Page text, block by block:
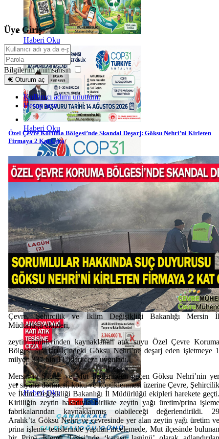
Haberi Oku
Haberi Oku
Haberi Oku
Haberi Oku
Haberi Oku
Üye Giriş
Bilgilerim anımsansın
Oturum aç
Kullanıcı adımı unuttum.
Hesap açın
Özel Çevre Koruma Bölgesi’nde Skandal Deşarj: Göksu Nehri’ni Kirleten
Firmaya 2 Kat Ceza
Çevre, Şehircilik ve İklim Değişikliği Bakanlığı Mersin
Müdürlüğü ekipleri,
zeytin ürünlerinden kaynaklanan atık suyu Özel Çevre
Bölgesi sınırları içindeki Göksu Nehri’ne deşarj eden işletmeye
milyon 337 bin TL idari ceza uyguladı.
Mersin’in Silifke ve Mut İlçelerinden geçen Göksu Nehri’nin
yer siyaha dönmesi, koku ve köpüklenmesi üzerine Çevre,
ve İklim Değişikliği Bakanlığı İl Müdürlüğü ekipleri harekete
Kirliliğin zeytin hasadıyla birlikte zeytin yağı üretim/prina
fabrikalarından kaynaklanmış olabileceği değerlendirildi.
Aralık’ta Göksu Nehri ve çevresinde yer alan zeytin yağı üretim
prina işleme tesislerinde yapılan incelemede, Mut ilçesinde